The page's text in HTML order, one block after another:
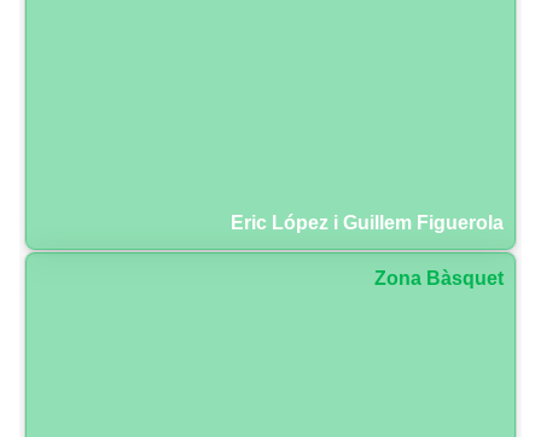
Eric López i Guillem Figuerola
Zona Bàsquet